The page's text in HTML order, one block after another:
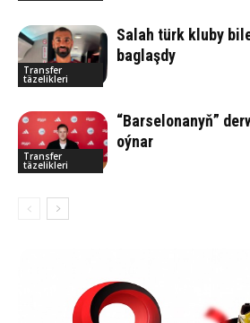
Transfer
täzelikleri
Salah türk kluby
baglaşdy
Transfer
täzelikleri
“Barselonanyň”
oýnar